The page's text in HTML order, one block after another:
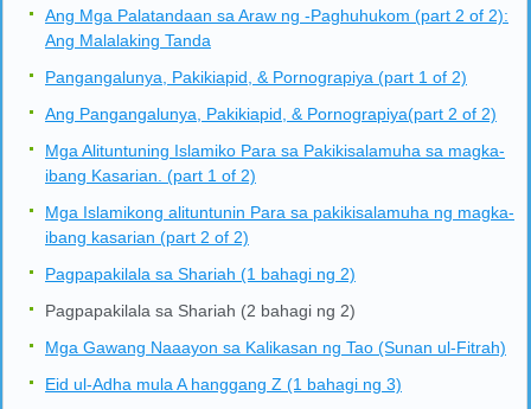
Ang Mga Palatandaan sa Araw ng -Paghuhukom (part 2 of 2):
Ang Malalaking Tanda
Pangangalunya, Pakikiapid, & Pornograpiya (part 1 of 2)
Ang Pangangalunya, Pakikiapid, & Pornograpiya(part 2 of 2)
Mga Alituntuning Islamiko Para sa Pakikisalamuha sa magka-
ibang Kasarian. (part 1 of 2)
Mga Islamikong alituntunin Para sa pakikisalamuha ng magka-
ibang kasarian (part 2 of 2)
Pagpapakilala sa Shariah (1 bahagi ng 2)
Pagpapakilala sa Shariah (2 bahagi ng 2)
Mga Gawang Naaayon sa Kalikasan ng Tao (Sunan ul-Fitrah)
Eid ul-Adha mula A hanggang Z (1 bahagi ng 3)